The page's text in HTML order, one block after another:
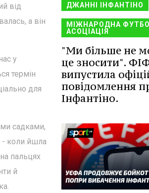
від
а він
у
термін
для
садками,
- коли йшла
пальцях
й
ДЖАННІ ІНФАНТІНО
МІЖНАРОДНА
АСОЦІАЦІЯ
"Ми більше не
це зносити".
випустила
повідомлення
Інфантіно.